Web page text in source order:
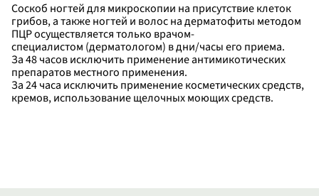
Соскоб ногтей для микроскопии на присутствие клеток
грибов, а также ногтей и волос на дерматофиты методом
ПЦР осуществляется только врачом-
специалистом (дерматологом) в дни/часы его приема.
За 48 часов исключить применение антимикотических
препаратов местного применения.
За 24 часа исключить применение косметических средств,
кремов, использование щелочных моющих средств.